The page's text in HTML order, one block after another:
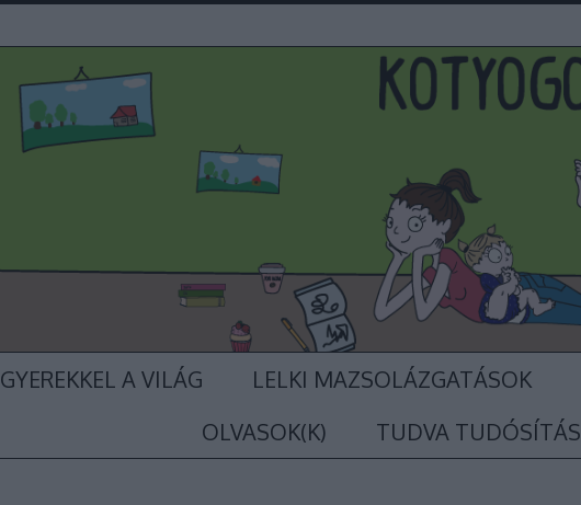
GYEREKKEL A VILÁG LELKI MAZSOLÁZGATÁSOK
OLVASOK(K)
TUDVA TUDÓSÍTÁS